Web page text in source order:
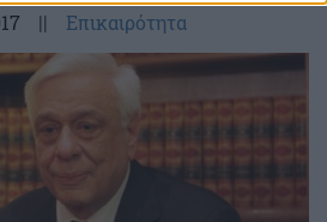
|| Επικαιρότητα